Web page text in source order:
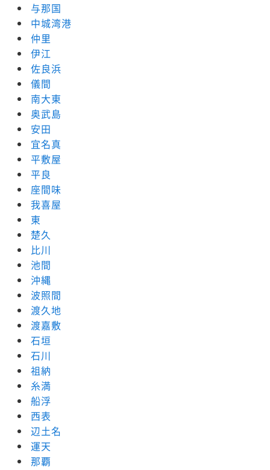
与那国
中城湾港
仲里
伊江
佐良浜
儀間
南大東
奥武島
安田
宜名真
平敷屋
平良
座間味
我喜屋
東
楚久
比川
池間
沖縄
波照間
渡久地
渡嘉敷
石垣
石川
祖納
糸満
船浮
西表
辺土名
運天
那覇